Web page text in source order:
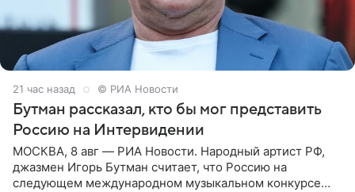
21 час назад © РИА Новости
Бутман рассказал, кто бы мог представить
Россию на Интервидении
МОСКВА, 8 авг — РИА Новости. Народный артист РФ,
джазмен Игорь Бутман считает, что Россию на
следующем международном музыкальном конкурсе